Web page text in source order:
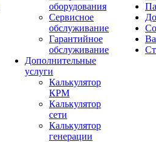
оборудования
Сервисное
обслуживание
Гарантийное
обслуживание
Дополнительные
услуги
Калькулятор
КРМ
Калькулятор
сети
Калькулятор
генерации